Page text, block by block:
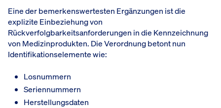
Eine der bemerkenswertesten Ergänzungen ist die
explizite Einbeziehung von
Rückverfolgbarkeitsanforderungen in die Kennzeichnung
von Medizinprodukten. Die Verordnung betont nun
Identifikationselemente wie:
Losnummern
Seriennummern
Herstellungsdaten